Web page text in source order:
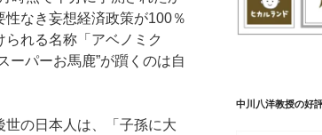
なき妄想経済政策が100％
れる名称「アベノミク
ーパーお馬鹿”が躓くのは自
の日本人は、「子孫に大
中川八洋教授の好